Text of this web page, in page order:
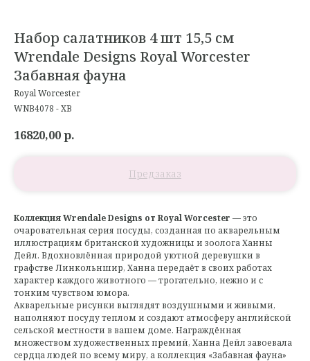
Набор салатников 4 шт 15,5 см
Wrendale Designs Royal Worcester
Забавная фауна
Royal Worcester
WNB4078 - XB
16820,00р.
Коллекция Wrendale Designs от Royal Worcester — это
очаровательная серия посуды, созданная по акварельным
иллюстрациям британской художницы и зоолога Ханны
Дейл. Вдохновлённая природой уютной деревушки в
графстве Линкольншир, Ханна передаёт в своих работах
характер каждого животного — трогательно, нежно и с
тонким чувством юмора.
Акварельные рисунки выглядят воздушными и живыми,
наполняют посуду теплом и создают атмосферу английской
сельской местности в вашем доме. Награждённая
множеством художественных премий, Ханна Дейл завоевала
сердца людей по всему миру, а коллекция «Забавная фауна»